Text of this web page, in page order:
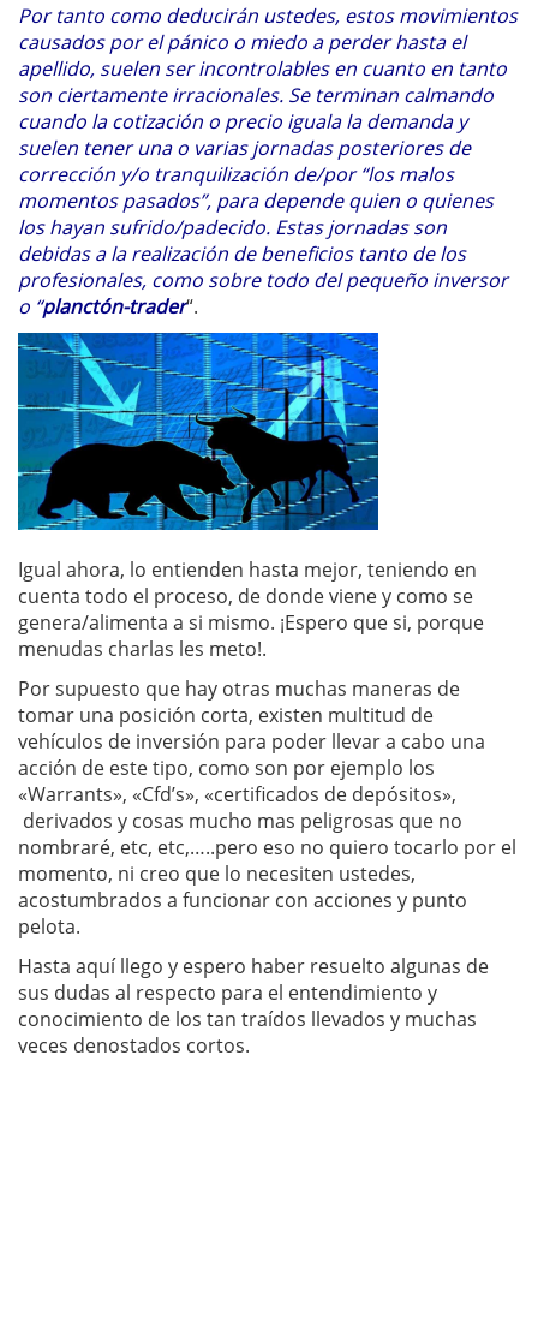
Por tanto como deducirán ustedes, estos movimientos
causados por el pánico o miedo a perder hasta el
apellido, suelen ser incontrolables en cuanto en tanto
son ciertamente irracionales. Se terminan calmando
cuando la cotización o precio iguala la demanda y
suelen tener una o varias jornadas posteriores de
corrección y/o tranquilización de/por “los malos
momentos pasados”, para depende quien o quienes
los hayan sufrido/padecido. Estas jornadas son
debidas a la realización de beneficios tanto de los
profesionales, como sobre todo del pequeño inversor
o “planctón-trader“.
Igual ahora, lo entienden hasta mejor, teniendo en
cuenta todo el proceso, de donde viene y como se
genera/alimenta a si mismo. ¡Espero que si, porque
menudas charlas les meto!.
Por supuesto que hay otras muchas maneras de
tomar una posición corta, existen multitud de
vehículos de inversión para poder llevar a cabo una
acción de este tipo, como son por ejemplo los
«Warrants», «Cfd’s», «certificados de depósitos»,
derivados y cosas mucho mas peligrosas que no
nombraré, etc, etc,…..pero eso no quiero tocarlo por el
momento, ni creo que lo necesiten ustedes,
acostumbrados a funcionar con acciones y punto
pelota.
Hasta aquí llego y espero haber resuelto algunas de
sus dudas al respecto para el entendimiento y
conocimiento de los tan traídos llevados y muchas
veces denostados cortos.